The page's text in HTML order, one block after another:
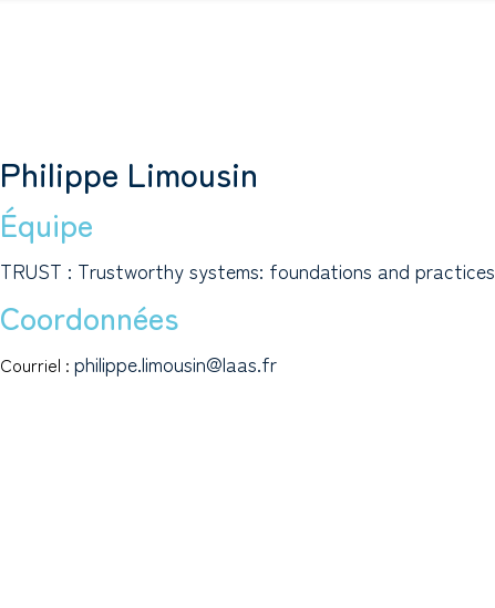
Philippe Limousin
Équipe
TRUST : Trustworthy systems: foundations and practices
Coordonnées
Courriel : philippe.limousin@laas.fr